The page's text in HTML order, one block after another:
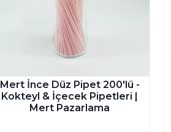
Mert İnce Düz Pipet 200'lü -
Kokteyl & İçecek Pipetleri |
Mert Pazarlama